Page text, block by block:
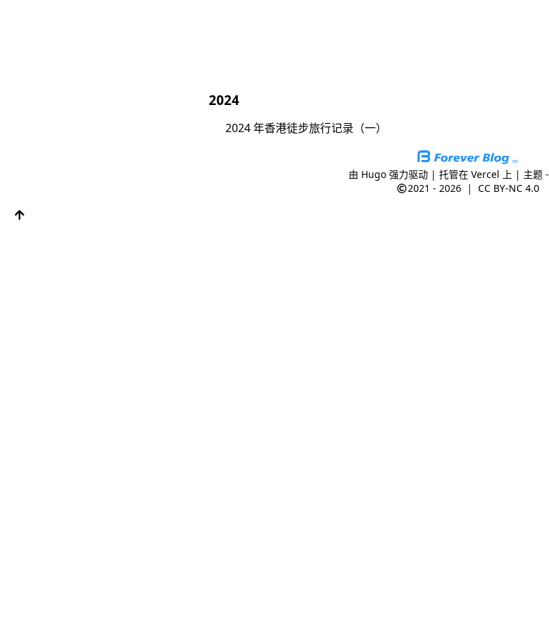
2024
2024 年香港徒步旅行记录（一）
由 Hugo 强力驱动 | 托管在Vercel 上 | 主题 -
2021 - 2026 | CC BY-NC 4.0